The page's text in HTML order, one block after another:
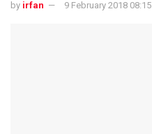
by irfan 9 February 2018 08:15